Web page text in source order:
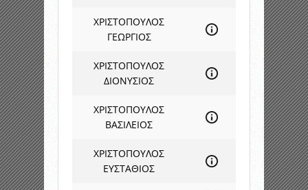
ΧΡΙΣΤΟΠΟΥΛΟΣ
ΓΕΩΡΓΙΟΣ
ΧΡΙΣΤΟΠΟΥΛΟΣ
ΔΙΟΝΥΣΙΟΣ
ΧΡΙΣΤΟΠΟΥΛΟΣ
ΒΑΣΙΛΕΙΟΣ
ΧΡΙΣΤΟΠΟΥΛΟΣ
ΕΥΣΤΑΘΙΟΣ